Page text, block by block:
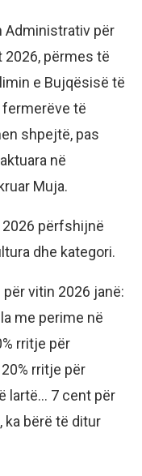
Administrativ për
2026, përmes të
e Bujqësisë të
të
shpejtë, pas
në
Muja.
përfshijnë
dhe kategori.
vitin 2026 janë:
me perime në
rritje për
rritje për
lartë… 7 cent për
ka bërë të ditur